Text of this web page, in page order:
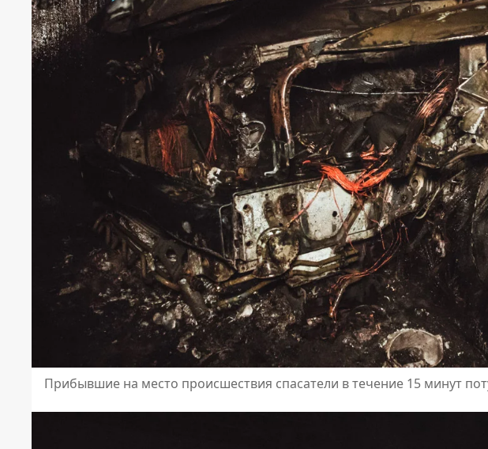
Прибывшие на место происшествия спасатели в течение 15 минут